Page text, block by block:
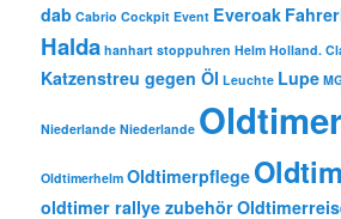
dab Cabrio Cockpit Event Everoak
Halda hanhart stoppuhren Helm Holland.
Katzenstreu gegen Öl Leuchte Lupe
Niederlande Niederlande Oldtimer
Oldtimerhelm Oldtimerpflege
oldtimer rallye zubehör